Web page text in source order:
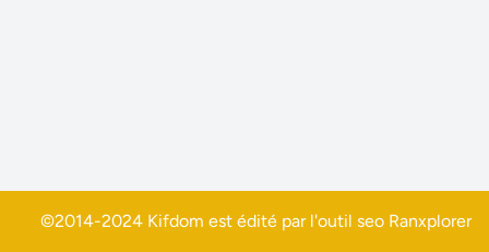
©2014-2024 Kifdom est édité par l'outil seo Ranxplorer